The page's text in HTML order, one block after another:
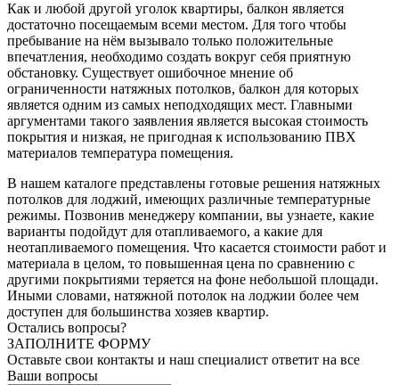
Как и любой другой уголок квартиры, балкон является
достаточно посещаемым всеми местом. Для того чтобы
пребывание на нём вызывало только положительные
впечатления, необходимо создать вокруг себя приятную
обстановку. Существует ошибочное мнение об
ограниченности натяжных потолков, балкон для которых
является одним из самых неподходящих мест. Главными
аргументами такого заявления является высокая стоимость
покрытия и низкая, не пригодная к использованию ПВХ
материалов температура помещения.
В нашем каталоге представлены готовые решения натяжных
потолков для лоджий, имеющих различные температурные
режимы. Позвонив менеджеру компании, вы узнаете, какие
варианты подойдут для отапливаемого, а какие для
неотапливаемого помещения. Что касается стоимости работ и
материала в целом, то повышенная цена по сравнению с
другими покрытиями теряется на фоне небольшой площади.
Иными словами, натяжной потолок на лоджии более чем
доступен для большинства хозяев квартир.
Остались вопросы?
ЗАПОЛНИТЕ ФОРМУ
Оставьте свои контакты и наш специалист ответит на все
Ваши вопросы